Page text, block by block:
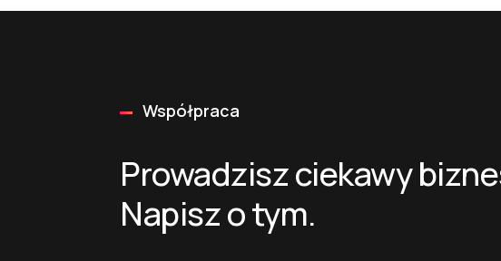
Współpraca
Prowadzisz ciekawy
Napisz o tym.